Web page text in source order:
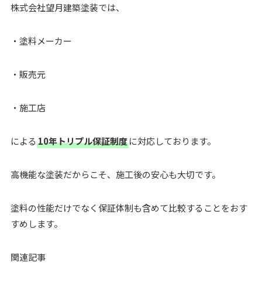
株式会社望月建築塗装では、
・塗料メーカー
・販売元
・施工店
による 10年トリプル保証制度に対応しております。
高機能な塗装だからこそ、施工後の安心も大切です。
塗料の性能だけでなく保証体制も含めて比較することをおす
すめします。
関連記事